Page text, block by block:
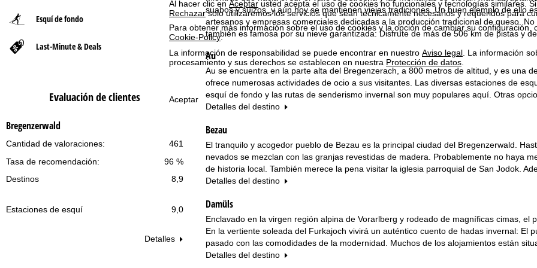
Al hacer clic enAceptarusted acepta el uso de cookies no funcionales y tecnologías similares.
Rechazarsolo utilizaremos los servicios que sean técnicamente necesarios y requeridos para
Para obtener más información sobre el uso de cookies y la opción de cambiar su configuración,
Cookie-Policy.
La información de responsabilidad se puede encontrar en nuestro Aviso legal. La información
procesamiento y sus derechos se establecen en nuestra Protección de datos.
Aceptar
Esquí de fondo
Last-Minute & Deals
Evaluación de clientes
Bregenzerwald
461
Cantidad de valoraciones:
96 %
Tasa de recomendación:
Destinos
8,9
Estaciones de esquí 9,0
Detalles
n
p
r
n
c
p
a
suabos y suizos, y aún hoy se mantienen viejas tradiciones. Un buen ejemplo de ello
artesanos y empresas comerciales dedicadas a la producción tradicional de queso.
también es famosa por su nieve garantizada: Disfrute de más de 506 km de pistas y
Au
Au se encuentra en la parte alta del Bregenzerach, a 800 metros de altitud, y es una
ofrece numerosas actividades de ocio a sus visitantes. Las diversas estaciones de
esquí de fondo y las rutas de senderismo invernal son muy populares aquí. Otras
Detalles del destino
Bezau
El tranquilo y acogedor pueblo de Bezau es la principal ciudad del Bregenzerwald.
nevados se mezclan con las granjas revestidas de madera. Probablemente no haya
de historia local. También merece la pena visitar la iglesia parroquial de San Jodok.
Detalles del destino
Damüls
Enclavado en la virgen región alpina de Vorarlberg y rodeado de magníficas cimas,
En la vertiente soleada del Furkajoch vivirá un auténtico cuento de hadas invernal: El
pasado con las comodidades de la modernidad. Muchos de los alojamientos están
Detalles del destino